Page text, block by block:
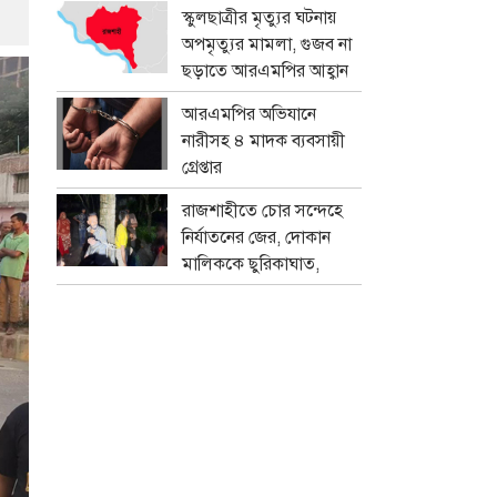
স্কুলছাত্রীর মৃত্যুর ঘটনায়
অপমৃত্যুর মামলা, গুজব না
ছড়াতে আরএমপির আহ্বান
আরএমপির অভিযানে
নারীসহ ৪ মাদক ব্যবসায়ী
গ্রেপ্তার
রাজশাহীতে চোর সন্দেহে
নির্যাতনের জের, দোকান
মালিককে ছুরিকাঘাত,
মামলা